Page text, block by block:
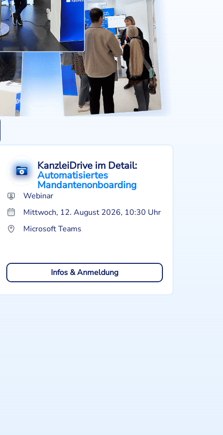
KanzleiDrive im Detail:
Automatisiertes
Mandantenonboarding
Webinar
Mittwoch, 12. August 2026, 10:30 Uhr
Microsoft Teams
Infos & Anmeldung